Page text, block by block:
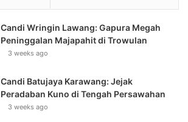
Candi Wringin Lawang: Gapura Megah
Peninggalan Majapahit di Trowulan
3 weeks ago
Candi Batujaya Karawang: Jejak
Peradaban Kuno di Tengah Persawahan
3 weeks ago